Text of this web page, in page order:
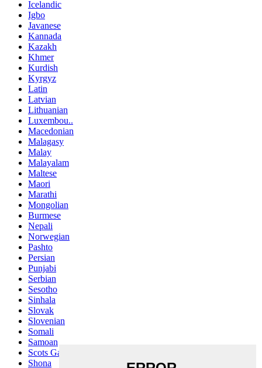
Icelandic
Igbo
Javanese
Kannada
Kazakh
Khmer
Kurdish
Kyrgyz
Latin
Latvian
Lithuanian
Luxembou..
Macedonian
Malagasy
Malay
Malayalam
Maltese
Maori
Marathi
Mongolian
Burmese
Nepali
Norwegian
Pashto
Persian
Punjabi
Serbian
Sesotho
Sinhala
Slovak
Slovenian
Somali
Samoan
Scots Gaelic
Shona